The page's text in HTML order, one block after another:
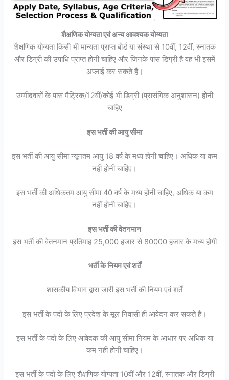
शैक्षणिक योग्यता एवं अन्य आवश्यक योग्यता
शैक्षणिक योग्यता किसी भी मान्यता प्राप्त बोर्ड या संस्था से 10वीं, 12वीं, स्नातक
और डिग्री की उपाधि प्राप्त होनी चाहिए और जिनके पास डिग्री है वह भी इसमें
अप्लाई कर सकते हैं।
उम्मीदवारों के पास मैट्रिक/12वीं/कोई भी डिग्री (प्रासंगिक अनुशासन) होनी
चाहिए
इस भर्ती की आयु सीमा
इस भर्ती की आयु सीमा न्यूनतम आयु 18 वर्ष के मध्य होनी चाहिए। अधिक या कम
नहीं होनी चाहिए।
इस भर्ती की अधिकतम आयु सीमा 40 वर्ष के मध्य होनी चाहिए, अधिक या कम
नहीं होनी चाहिए।
इस भर्ती की वेतनमान
इस भर्ती की वेतनमान प्रतिमाह 25,000 हजार से 80000 हजार के मध्य होगी
भर्ती के नियम एवं शर्तें
शासकीय विभाग द्वारा जारी इस भर्ती की नियम एवं शर्तें
इस भर्ती के पदों के लिए प्रदेश के मूल निवासी ही आवेदन कर सकते हैं।
इस भर्ती के पदों के लिए आवेदक की आयु सीमा नियम के आधार पर अधिक या
कम नहीं होनी चाहिए।
इस भर्ती के पदों के लिए शैक्षणिक योग्यता 10वीं और 12वीं, स्नातक और डिग्री